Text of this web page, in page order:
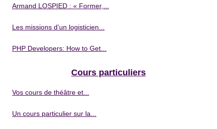
Armand LOSPIED : « Former,...
Les missions d'un logisticien...
PHP Developers: How to Get...
Cours particuliers
Vos cours de théâtre et...
Un cours particulier sur la...